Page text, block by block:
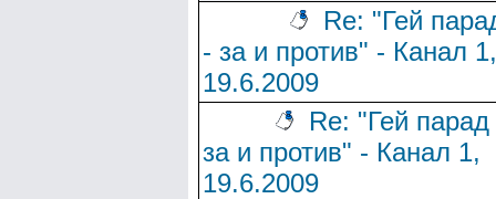
Re: "Гей
- за и против" - Канал 1,
19.6.2009
Re: "Гей парад
за и против" - Канал 1,
19.6.2009